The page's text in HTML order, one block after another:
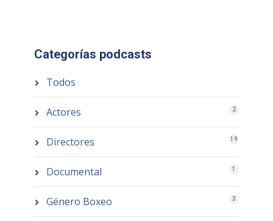
Categorías podcasts
Todos
Actores 2
Directores 19
Documental 1
Género Boxeo 3